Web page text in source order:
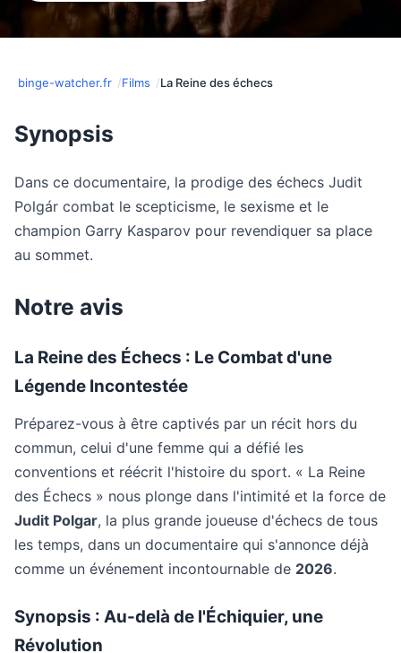
binge-watcher.fr Films La Reine des échecs
Synopsis
Dans ce documentaire, la prodige des échecs Judit
Polgár combat le scepticisme, le sexisme et le
champion Garry Kasparov pour revendiquer sa place
au sommet.
Notre avis
La Reine des Échecs : Le Combat d'une
Légende Incontestée
Préparez-vous à être captivés par un récit hors du
commun, celui d'une femme qui a défié les
conventions et réécrit l'histoire du sport. « La Reine
des Échecs » nous plonge dans l'intimité et la force de
Judit Polgar, la plus grande joueuse d'échecs de tous
les temps, dans un documentaire qui s'annonce déjà
comme un événement incontournable de 2026.
Synopsis : Au-delà de l'Échiquier, une
Révolution